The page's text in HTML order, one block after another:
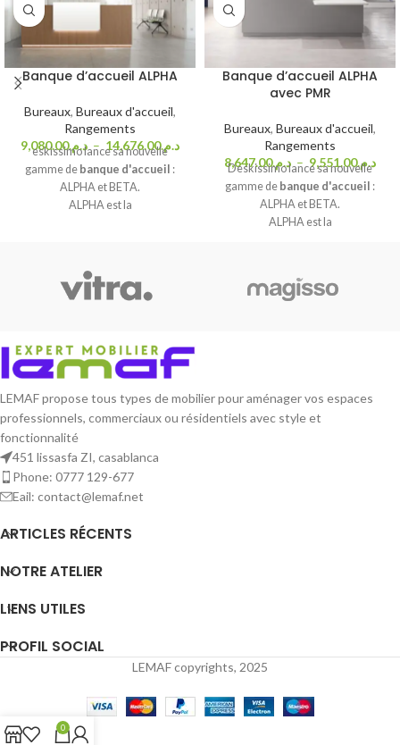
Banque d’accueil ALPHA
Bureaux, Bureaux d'accueil,
Rangements
د.م.9,080.00 – د.م.14,676.00
eskissimo lance sa nouvelle
gamme de banque d'accueil :
ALPHA et BETA.
ALPHA est la
d'y installer des
éclairages.Angles et comptoir
les besoins.
Pratique,2 obturateurs sont
présents de part et d'autre de
chaque plateaux(sauf comptoir
bas)
Banque d’accueil ALPHA
avec PMR
Bureaux, Bureaux d'accueil,
Rangements
د.م.8,647.00 – د.م.9,551.00
Deskissimo lance sa nouvelle
gamme de banque d'accueil :
ALPHA et BETA.
ALPHA est la
version PMR compacte. Le comptoir
d'accueil pour personnes à mobilité
présents de part et d'autre du
plateau du comptoir haut.
LEMAF propose tous types de mobilier pour aménager vos espaces
professionnels, commerciaux ou résidentiels avec style et
fonctionnalité
451 lissasfa ZI, casablanca
Phone: 0777 129-677
Eail: contact@lemaf.net
ARTICLES RÉCENTS
NOTRE ATELIER
LIENS UTILES
PROFIL SOCIAL
LEMAF copyrights, 2025
0